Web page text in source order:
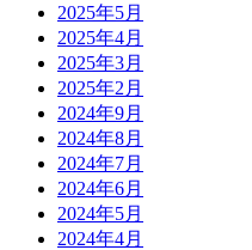
2025年5月
2025年4月
2025年3月
2025年2月
2024年9月
2024年8月
2024年7月
2024年6月
2024年5月
2024年4月